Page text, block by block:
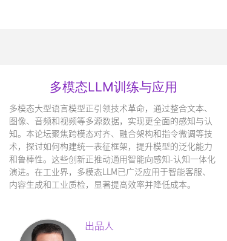
多模态LLM训练与应用
多模态大型语言模型正引领技术革命，通过整合文本、
图像、音频和视频等多源数据，实现更全面的感知与认
知。本论坛聚焦跨模态对齐、融合架构和指令微调等技
术，探讨如何构建统一表征框架，提升模型的泛化能力
和鲁棒性。这些创新正推动通用智能向感知-认知一体化
演进。在工业界，多模态LLM已广泛应用于智能客服、
内容生成和工业质检，显著提高效率并降低成本。
出品人